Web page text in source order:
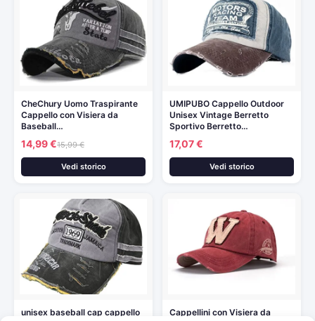
CheChury Uomo Traspirante
Cappello con Visiera da
Baseball…
14,99 €15,99 €
Vedi storico
UMIPUBO Cappello Outdoor
Unisex Vintage Berretto
Sportivo Berretto…
17,07 €
Vedi storico
unisex baseball cap cappello
Cappellini con Visiera da